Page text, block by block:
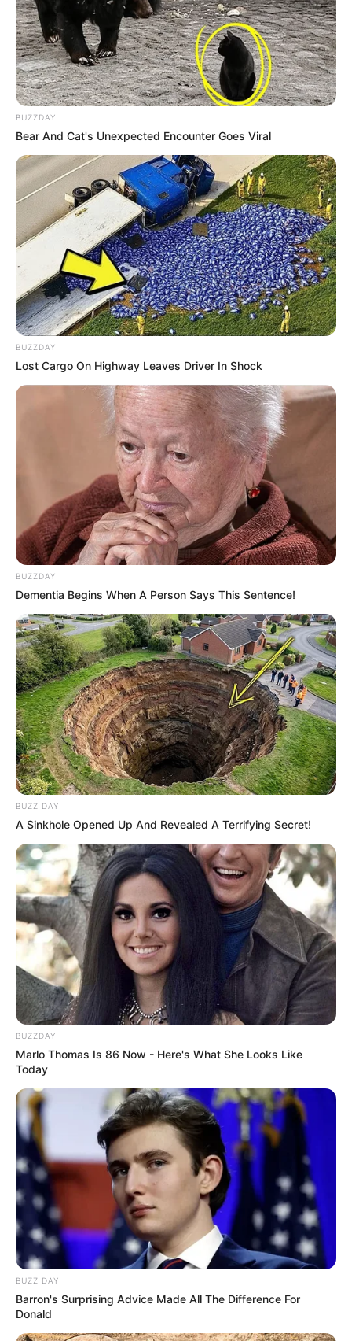
sobernheim.de
Klosterruine Disibodenberg bei Staudernheim -
Auch wenn von der bis in das 7. Jahrhundert
zurückreichenden Klosteranlage nur noch Ruinen
vorhanden sind, bezeugen diese noch die einstige
Größe der Anlage. Im 19. Jahrhundert wurde das
Ruinenareal außerdem zu einem romantischen
ww.disibodenberg.de.
Steinskulpturenmuseum und Steinskulpturenpark
Bad Münster am Stein-Ebernburg - Vor der Kulisse
des Rotenfelsens kann das von einem
Ausstellungspark umgebene
Steinskulpturenmuseum des Künstlerpaares
Kubach-Wilmsen besichtigt werden. Informationen
unterSteinskulpturenmuseum.
Besucherbergwerk Schmittenstollen bei
Niederhausen - Von drei ehemaligen
Quecksilberbergwerken, die bereits seit dem 15.
Jahrhundert betrieben wurden, kann heute der als
Besucherbergwerk zugänglich gemachte
Schmittenstollen besichtigt werden. Informationen
www.schmittenstollen.de
Freizeitgelände und Kletterpark Kuhberg in Bad
Kreuznach - Der Kuhberg ist eine Anhöhe im Bad
Kreuznacher Stadtwald. Hier wurde von der Stadt
ein Freizeitgelände und Naherholungsgebiet
geschaffen, in dem ein Hochseilgarten, ein
werden können. Kurzinformationen unter
biet Kuhberg.
Bäderhaus in Bad Kreuznach - Im ruhigen Kurviertel
von Bad Kreuznach gibt es das Bäderhaus, in dem
sich elf Saunen und Dampfbäder, einem Pool,
Ruheräume und vieles mehr befinden.
Informationen unterBäderhaus.
Eremitage (Bretzenheim/Nahe) - Die Eremitage
Bretzenheim zwischen Bretzenheim/Nahe und
eine Eremitage, die als einziges Felsenkloster
denbachtal.de/inhalt/eremitage/eremitage.html.
Eingetragen von New-Bretzenheimerin.
Mittelalterliches Foltermuseum Rüdesheim/Rhein -
Folterwerkzeuge und Infos über Hexen,
Scheiterhaufen und die Inquisition auf mehr als
1.000 m². Informationen unter
www.foltermuseum.co
m.
Deutschlandweit Veranstaltung kostenlos
eintragen:
Bilderfreigabe: Die Bilder dieser Seite dürfen unter
bestimmten Bedingungen für private und kommerzielle
Zwecke kostenlos benutzt werden. Weiteres siehe
Bilderfreigabe
BUZZDAY
Bear And Cat's Unexpected Encounter Goes Viral
BUZZDAY
Lost Cargo On Highway Leaves Driver In Shock
BUZZDAY
Dementia Begins When A Person Says This Sentence!
BUZZ DAY
A Sinkhole Opened Up And Revealed A Terrifying Secret!
BUZZDAY
Marlo Thomas Is 86 Now - Here's What She Looks Like
Today
BUZZ DAY
Barron's Surprising Advice Made All The Difference For
Donald